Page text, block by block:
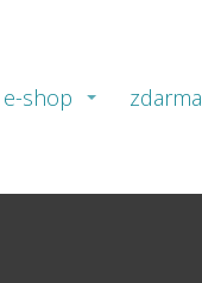
e-shop zdarma